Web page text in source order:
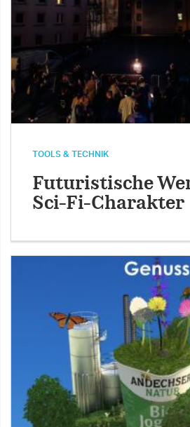
TOOLS & TECHNIK
Futuristische
Sci-Fi-Charakter